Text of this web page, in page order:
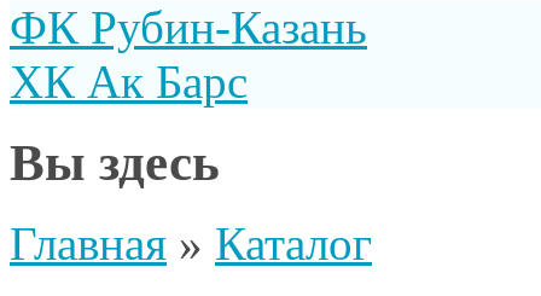
ФК Рубин-Казань
ХК Ак Барс
Вы здесь
Главная » Каталог